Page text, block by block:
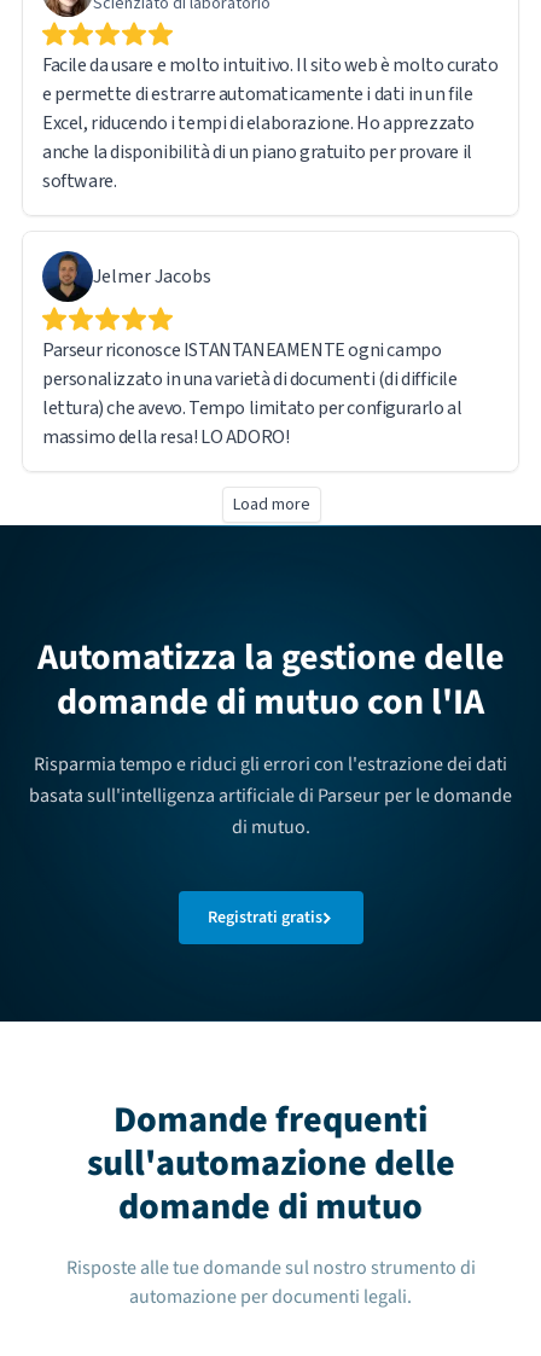
Facile da usare e molto intuitivo. Il sito web è molto curato
e permette di estrarre automaticamente i dati in un file
Excel, riducendo i tempi di elaborazione. Ho apprezzato
anche la disponibilità di un piano gratuito per provare il
software.
Jelmer Jacobs
Parseur riconosce ISTANTANEAMENTE ogni campo
personalizzato in una varietà di documenti (di difficile
lettura) che avevo. Tempo limitato per configurarlo al
massimo della resa! LO ADORO!
Load more
Automatizza la gestione delle
domande di mutuo con l'IA
Risparmia tempo e riduci gli errori con l'estrazione dei dati
basata sull'intelligenza artificiale di Parseur per le domande
di mutuo.
Registrati gratis
Domande frequenti
sull'automazione delle
domande di mutuo
Risposte alle tue domande sul nostro strumento di
automazione per documenti legali.